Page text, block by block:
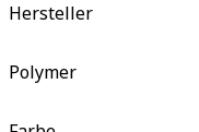
Hersteller
Polymer